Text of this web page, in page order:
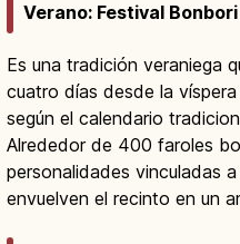
Verano: Festival
Es una tradición veraniega
cuatro días desde la
según el calendario
Alrededor de 400 faroles
personalidades vinculadas
envuelven el recinto en un